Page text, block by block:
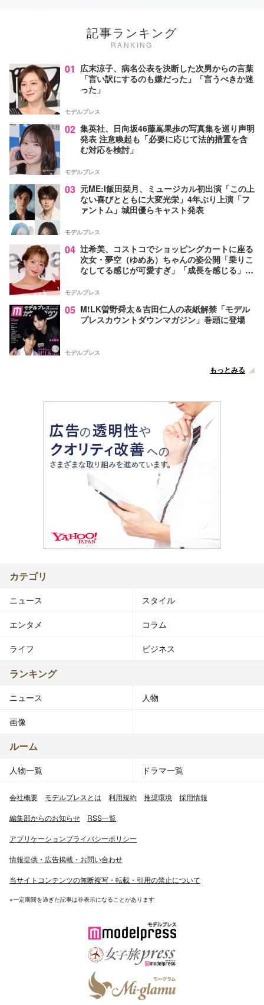
記事ランキング
RANKING
01 広末涼子、病名公表を決断した次男からの言葉
「言い訳にするのも嫌だった」「言うべきか迷
った」
モデルプレス
02 集英社、日向坂46藤嶌果歩の写真集を巡り声明
発表 注意喚起も「必要に応じて法的措置を含
む対応を検討」
モデルプレス
03 元ME:I飯田栞月、ミュージカル初出演「この上
ない喜びとともに大変光栄」4年ぶり上演「フ
ァントム」城田優らキャスト発表
モデルプレス
04 辻希美、コストコでショッピングカートに座る
次女・夢空（ゆめあ）ちゃんの姿公開「乗りこ
なしてる感じが可愛すぎ」「成長を感じる」の
モデルプレス
05 M!LK曽野舜太＆吉田仁人の表紙解禁「モデル
プレスカウントダウンマガジン」巻頭に登場
モデルプレス
もっとみる
カテゴリ
ニュース スタイル
エンタメ コラム
ライフ ビジネス
ランキング
ニュース 人物
画像
ルーム
人物一覧 ドラマ一覧
会社概要 モデルプレスとは 利用規約 推奨環境 採用情報
編集部からのお知らせ RSS一覧
アプリケーションプライバシーポリシー
情報提供・広告掲載・お問い合わせ
当サイトコンテンツの無断複写・転載・引用の禁止について
※一定期間を過ぎた記事は非表示になることがあります